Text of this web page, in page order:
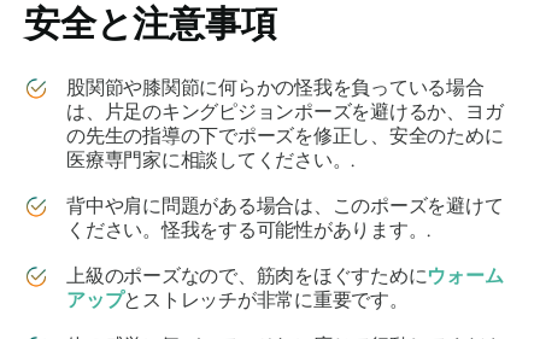
安全と注意事項
股関節や膝関節に何らかの怪我を負っている場合
は、片足のキングピジョンポーズを避けるか、ヨガ
の先生の指導の下でポーズを修正し、安全のために
医療専門家に相談してください。.
背中や肩に問題がある場合は、このポーズを避けて
ください。怪我をする可能性があります。.
上級のポーズなので、筋肉をほぐすためにウォーム
アップとストレッチが非常に重要です。